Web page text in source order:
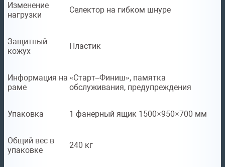
Изменение
нагрузки
Селектор на гибком шнуре
Защитный
кожух
Пластик
Информация на
раме
«Старт–Финиш», памятка
обслуживания, предупреждения
Упаковка 1 фанерный ящик 1500×950×700 мм
Общий вес в
упаковке
240 кг